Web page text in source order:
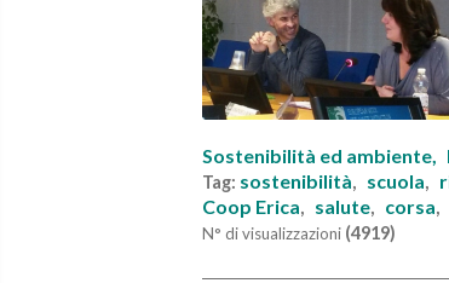
Sostenibilità ed ambiente,
Tag: sostenibilità, scuola,
Coop Erica, salute, corsa,
N° di visualizzazioni (4919)